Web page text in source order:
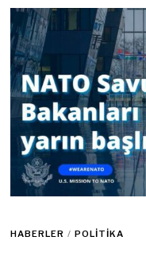
HABERLER / POLITIKA